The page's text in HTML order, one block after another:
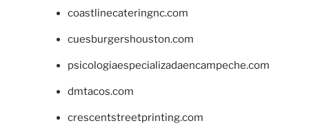
coastlinecateringnc.com
cuesburgershouston.com
psicologiaespecializadaencampeche.com
dmtacos.com
crescentstreetprinting.com